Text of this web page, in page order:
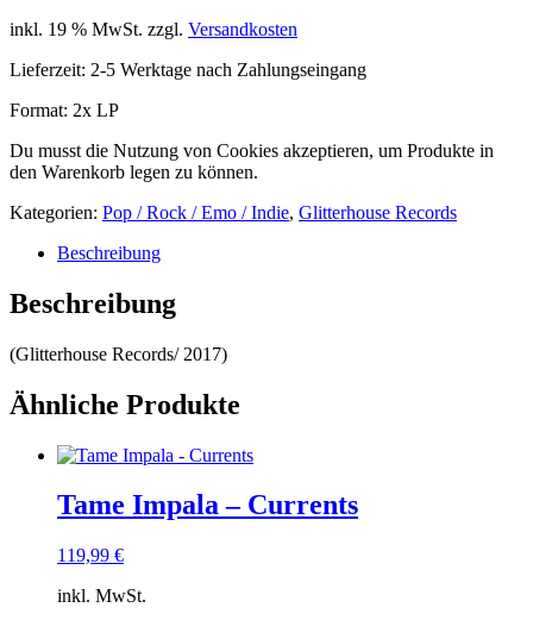
inkl. 19 % MwSt. zzgl. Versandkosten
Lieferzeit: 2-5 Werktage nach Zahlungseingang
Format: 2x LP
Du musst die Nutzung von Cookies akzeptieren, um Produkte in
den Warenkorb legen zu können.
Kategorien: Pop / Rock / Emo / Indie, Glitterhouse Records
Beschreibung
Beschreibung
(Glitterhouse Records/ 2017)
Ähnliche Produkte
Tame Impala – Currents
119,99 €
inkl. MwSt.